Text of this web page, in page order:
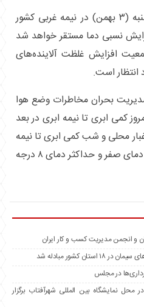
ضیائیان بیان کرد: روز چهارشنبه (۳ بهمن) در نیمه غربی کشور
نسبی دما مستقر خواهد شد
افزایش غلظت آلاینده‌های
است.
بحران مخاطرات وضع هوا
کمی ابری تا نیمه ابری در بعد
محلی و شب کمی ابری تا نیمه
ابری گاهی وزش باد با حداقل دمای صفر و حداکثر دمای ۸ درجه
و انجمن مدیریت کسب و کار ایران
كشور مبادله شد
در مجلس
نمایشگاه شهریران اردیبهشت‌ماه ۱۴۰۴ در محل نمایشگاه بین المللی شهرآفتاب برگزار